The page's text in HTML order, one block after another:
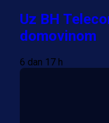
Uz BH
domovinom
6 dan 17 h